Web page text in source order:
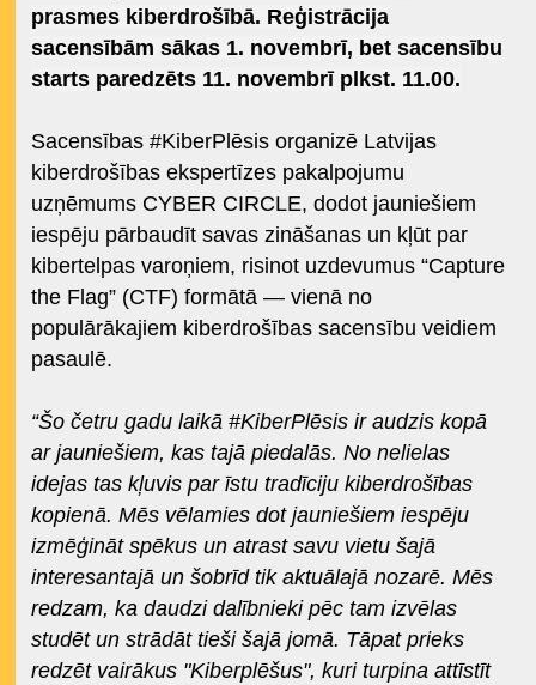
prasmes kiberdrošībā. Reģistrācija
sacensībām sākas 1. novembrī, bet sacensību
starts paredzēts 11. novembrī plkst. 11.00.
Sacensības #KiberPlēsis organizē Latvijas
kiberdrošības ekspertīzes pakalpojumu
uzņēmums CYBER CIRCLE, dodot jauniešiem
iespēju pārbaudīt savas zināšanas un kļūt par
kibertelpas varoņiem, risinot uzdevumus “Capture
the Flag” (CTF) formātā — vienā no
populārākajiem kiberdrošības sacensību veidiem
pasaulē.
“Šo četru gadu laikā #KiberPlēsis ir audzis kopā
ar jauniešiem, kas tajā piedalās. No nelielas
idejas tas kļuvis par īstu tradīciju kiberdrošības
kopienā. Mēs vēlamies dot jauniešiem iespēju
izmēģināt spēkus un atrast savu vietu šajā
interesantajā un šobrīd tik aktuālajā nozarē. Mēs
redzam, ka daudzi dalībnieki pēc tam izvēlas
studēt un strādāt tieši šajā jomā. Tāpat prieks
redzēt vairākus "Kiberplēšus", kuri turpina attīstīt